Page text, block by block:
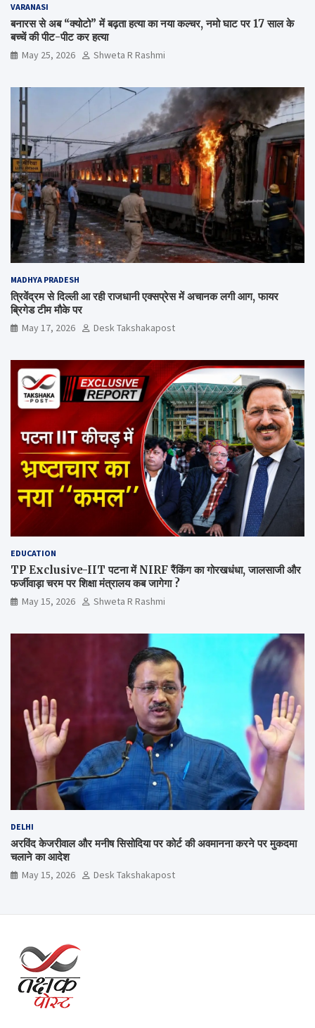
VARANASI
बनारस से अब “क्योटो” में बढ़ता हत्या का नया कल्चर, नमो घाट पर 17 साल के
बच्चें की पीट-पीट कर हत्या
May 25, 2026 Shweta R Rashmi
MADHYA PRADESH
त्रिवेंद्रम से दिल्ली आ रही राजधानी एक्सप्रेस में अचानक लगी आग, फायर
ब्रिगेड टीम मौके पर
May 17, 2026 Desk Takshakapost
EDUCATION
TP Exclusive-IIT पटना में NIRF रैंकिंग का गोरखधंधा, जालसाजी और
फर्जीवाड़ा चरम पर शिक्षा मंत्रालय कब जागेगा ?
May 15, 2026 Shweta R Rashmi
DELHI
अरविंद केजरीवाल और मनीष सिसोदिया पर कोर्ट की अवमानना करने पर मुकदमा
चलाने का आदेश
May 15, 2026 Desk Takshakapost